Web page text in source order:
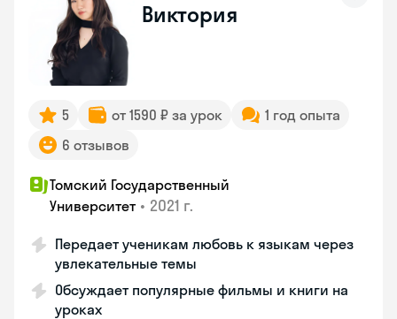
Виктория
5 от 1590 ₽ за урок
1 год опыта
6 отзывов
Томский Государственный
Университет • 2021 г.
Передает ученикам любовь к языкам через
увлекательные темы
Обсуждает популярные фильмы и книги на
уроках